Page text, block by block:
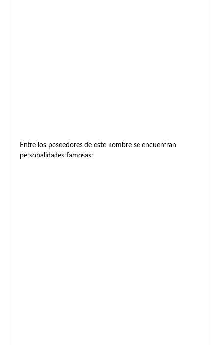
Entre los poseedores de este nombre se encuentran
personalidades famosas: